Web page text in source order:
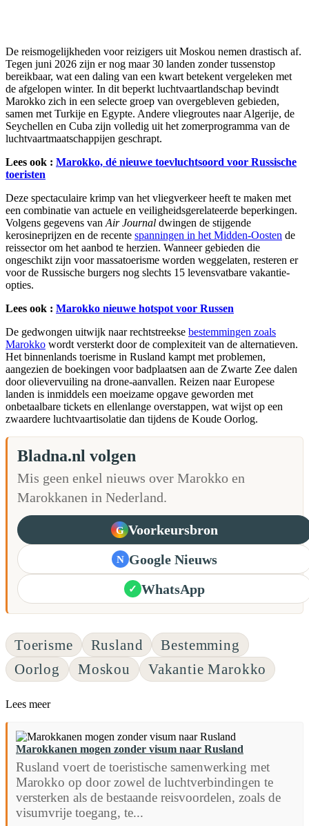
De reismogelijkheden voor reizigers uit Moskou nemen drastisch af.
Tegen juni 2026 zijn er nog maar 30 landen zonder tussenstop
bereikbaar, wat een daling van een kwart betekent vergeleken met
de afgelopen winter. In dit beperkt luchtvaartlandschap bevindt
Marokko zich in een selecte groep van overgebleven gebieden,
samen met Turkije en Egypte. Andere vliegroutes naar Algerije, de
Seychellen en Cuba zijn volledig uit het zomerprogramma van de
luchtvaartmaatschappijen geschrapt.
Lees ook : Marokko, dé nieuwe toevluchtsoord voor Russische
toeristen
Deze spectaculaire krimp van het vliegverkeer heeft te maken met
een combinatie van actuele en veiligheidsgerelateerde beperkingen.
Volgens gegevens van Air Journal dwingen de stijgende
kerosineprijzen en de recente spanningen in het Midden-Oosten de
reissector om het aanbod te herzien. Wanneer gebieden die
ongeschikt zijn voor massatoerisme worden weggelaten, resteren er
voor de Russische burgers nog slechts 15 levensvatbare vakantie-
opties.
Lees ook : Marokko nieuwe hotspot voor Russen
De gedwongen uitwijk naar rechtstreekse bestemmingen zoals
Marokko wordt versterkt door de complexiteit van de alternatieven.
Het binnenlands toerisme in Rusland kampt met problemen,
aangezien de boekingen voor badplaatsen aan de Zwarte Zee dalen
door olievervuiling na drone-aanvallen. Reizen naar Europese
landen is inmiddels een moeizame opgave geworden met
onbetaalbare tickets en ellenlange overstappen, wat wijst op een
zwaardere luchtvaartisolatie dan tijdens de Koude Oorlog.
Bladna.nl volgen
Mis geen enkel nieuws over Marokko en
Marokkanen in Nederland.
G Voorkeursbron
N Google Nieuws
✓ WhatsApp
Toerisme Rusland
Bestemming
Oorlog
Moskou Vakantie Marokko
Lees meer
Marokkanen mogen zonder visum naar Rusland
Rusland voert de toeristische samenwerking met
Marokko op door zowel de luchtverbindingen te
versterken als de bestaande reisvoordelen, zoals de
visumvrije toegang, te...